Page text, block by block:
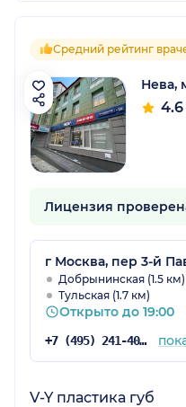
Средний рейтинг
Нева,
4.6
Лицензия
г Москва, пер 3-й
Добрынинская (1.5 км)
Тульская (1.7 км)
Открыто до 19:00
+7 (495) 241-40-69
V-Y пластика губ